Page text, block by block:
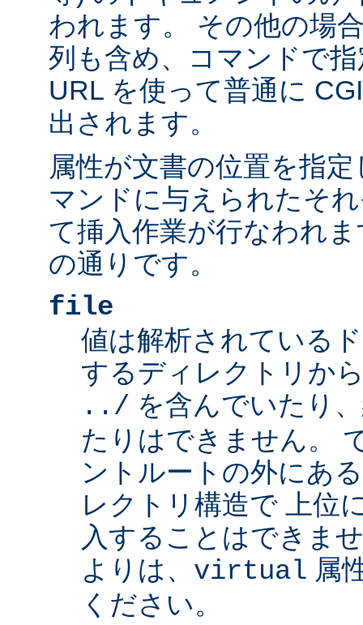
われます。 その他の場
列も含め、コマンドで
URL を使って普通に
出されます。
属性が文書の位置を指
マンドに与えられたそ
て挿入作業が行なわれ
の通りです。
file
値は解析されている
するディレクトリか
../ を含んでいたり
たりはできません。
ントルートの外にあ
レクトリ構造で 上位
入することはできま
よりは、 virtual 属
ください。